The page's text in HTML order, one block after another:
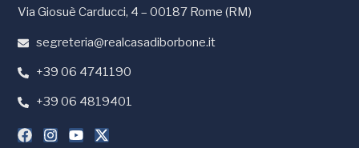
Via Giosuè Carducci, 4 – 00187 Rome (RM)
segreteria@realcasadiborbone.it
+39 06 4741190
+39 06 4819401